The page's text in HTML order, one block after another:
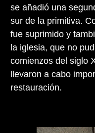
se añadió una
sur de la primitiva.
fue suprimido y
la iglesia, que no
comienzos del siglo
llevaron a cabo
restauración.